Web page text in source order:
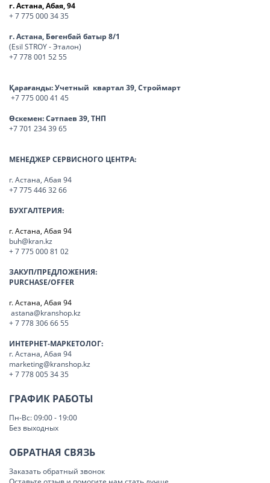
г. Астана, Абая, 94
+ 7 775 000 34 35
г. Астана, Бөгенбай батыр 8/1
(Esil STROY - Эталон)
+7 778 001 52 55
Қарағанды:Учетный квартал 39, Строймарт
+7 775 000 41 45
Өскемен:Сәтпаев 39, ТНП
+7 701 234 39 65
МЕНЕДЖЕР СЕРВИСНОГО ЦЕНТРА:
г. Астана, Абая 94
+7 775 446 32 66
БУХГАЛТЕРИЯ:
г. Астана, Абая 94
buh@kran.kz
+ 7 775 000 81 02
ЗАКУП/ПРЕДЛОЖЕНИЯ:
PURCHASE/OFFER
г. Астана, Абая 94
astana@kranshop.kz
+ 7 778 306 66 55
ИНТЕРНЕТ-МАРКЕТОЛОГ:
г. Астана, Абая 94
marketing@kranshop.kz
+ 7 778 005 34 35
ГРАФИК РАБОТЫ
Пн-Вс: 09:00 - 19:00
Без выходных
ОБРАТНАЯ СВЯЗЬ
Заказать обратный звонок